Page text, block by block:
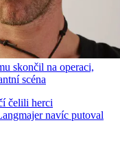
skončil na operaci,
scéna
čelili herci
navíc putoval